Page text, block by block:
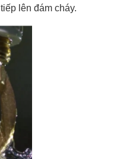
lên đám cháy.